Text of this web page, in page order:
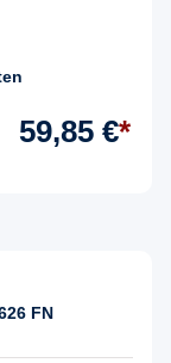
59,85 €*
FN